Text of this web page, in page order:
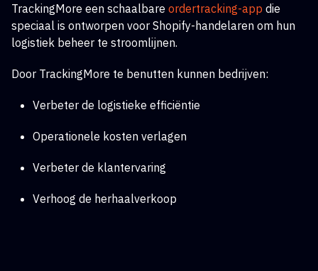
TrackingMore een schaalbare ordertracking-app die
speciaal is ontworpen voor Shopify-handelaren om hun
logistiek beheer te stroomlijnen.
Door TrackingMore te benutten kunnen bedrijven:
Verbeter de logistieke efficiëntie
Operationele kosten verlagen
Verbeter de klantervaring
Verhoog de herhaalverkoop